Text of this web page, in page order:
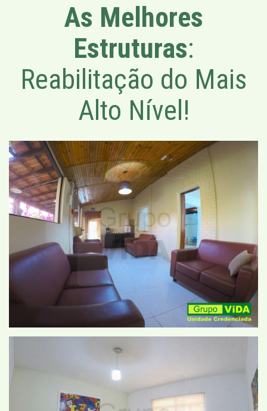
As Melhores
Estruturas:
Reabilitação do Mais
Alto Nível!